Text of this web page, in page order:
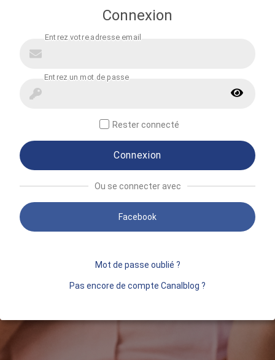
Connexion
Rester connecté
Connexion
Ou se connecter avec
Facebook
Mot de passe oublié ?
Pas encore de compte Canalblog ?